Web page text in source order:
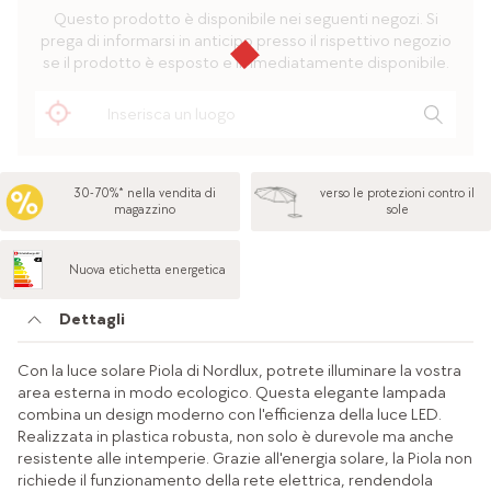
Questo prodotto è disponibile nei seguenti negozi. Si
prega di informarsi in anticipo presso il rispettivo negozio
se il prodotto è esposto e immediatamente disponibile.
30-70%* nella vendita di
magazzino
verso le protezioni contro il
sole
Nuova etichetta energetica
Dettagli
Con la luce solare Piola di Nordlux, potrete illuminare la vostra
area esterna in modo ecologico. Questa elegante lampada
combina un design moderno con l'efficienza della luce LED.
Realizzata in plastica robusta, non solo è durevole ma anche
resistente alle intemperie. Grazie all'energia solare, la Piola non
richiede il funzionamento della rete elettrica, rendendola